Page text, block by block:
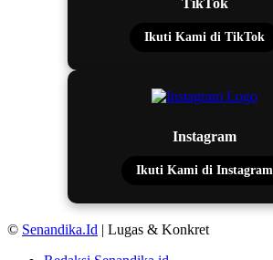
Ikuti Kami di TikTok
Instagram
Ikuti Kami di Instagram
© Senandika.Id | Lugas & Konkret